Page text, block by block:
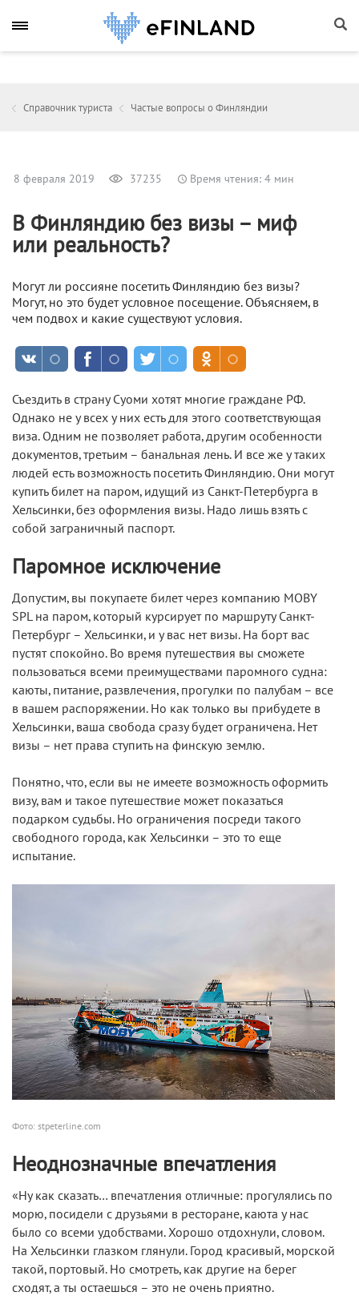
Справочник туриста Частые вопросы о Финляндии
8 февраля 2019 37235 Время чтения: 4 мин
В Финляндию без визы – миф
или реальность?
Могут ли россияне посетить Финляндию без визы?
Могут, но это будет условное посещение. Объясняем, в
чем подвох и какие существуют условия.
Съездить в страну Суоми хотят многие граждане РФ.
Однако не у всех у них есть для этого соответствующая
виза. Одним не позволяет работа, другим особенности
документов, третьим – банальная лень. И все же у таких
людей есть возможность посетить Финляндию. Они могут
купить билет на паром, идущий из Санкт-Петербурга в
Хельсинки, без оформления визы. Надо лишь взять с
собой заграничный паспорт.
Паромное исключение
Допустим, вы покупаете билет через компанию MOBY
SPL на паром, который курсирует по маршруту Санкт-
Петербург – Хельсинки, и у вас нет визы. На борт вас
пустят спокойно. Во время путешествия вы сможете
пользоваться всеми преимуществами паромного судна:
каюты, питание, развлечения, прогулки по палубам – все
в вашем распоряжении. Но как только вы прибудете в
Хельсинки, ваша свобода сразу будет ограничена. Нет
визы – нет права ступить на финскую землю.
Понятно, что, если вы не имеете возможность оформить
визу, вам и такое путешествие может показаться
подарком судьбы. Но ограничения посреди такого
свободного города, как Хельсинки – это то еще
испытание.
Фото: stpeterline.com
Неоднозначные впечатления
«Ну как сказать… впечатления отличные: прогулялись по
морю, посидели с друзьями в ресторане, каюта у нас
было со всеми удобствами. Хорошо отдохнули, словом.
На Хельсинки глазком глянули. Город красивый, морской
такой, портовый. Но смотреть, как другие на берег
сходят, а ты остаешься – это не очень приятно.